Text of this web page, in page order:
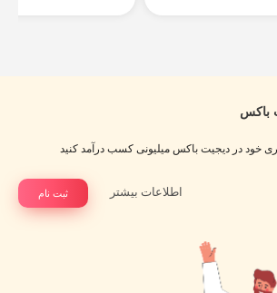
باکس
خود در دیجیت باکس میلیونی کسب درآمد کنید
ثبت نام اطلاعات بیشتر